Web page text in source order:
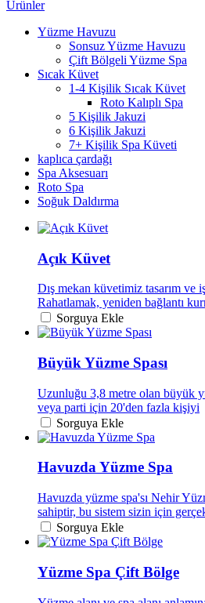
Ürünler
Yüzme Havuzu
Sonsuz Yüzme Havuzu
Çift Bölgeli Yüzme Spa
Sıcak Küvet
1-4 Kişilik Sıcak Küvet
Roto Kalıplı Spa
5 Kişilik Jakuzi
6 Kişilik Jakuzi
7+ Kişilik Spa Küveti
kaplıca çardağı
Spa Aksesuarı
Roto Spa
Soğuk Daldırma
Açık Küvet
Dış mekan küvetimiz tasarım ve
Rahatlamak, yeniden bağlantı
Sorguya Ekle
Büyük Yüzme Spası
Uzunluğu 3,8 metre olan büyük
veya parti için 20'den fazla kişiyi
Sorguya Ekle
Havuzda Yüzme Spa
Havuzda yüzme spa'sı Nehir
sahiptir, bu sistem sizin için
Sorguya Ekle
Yüzme Spa Çift Bölge